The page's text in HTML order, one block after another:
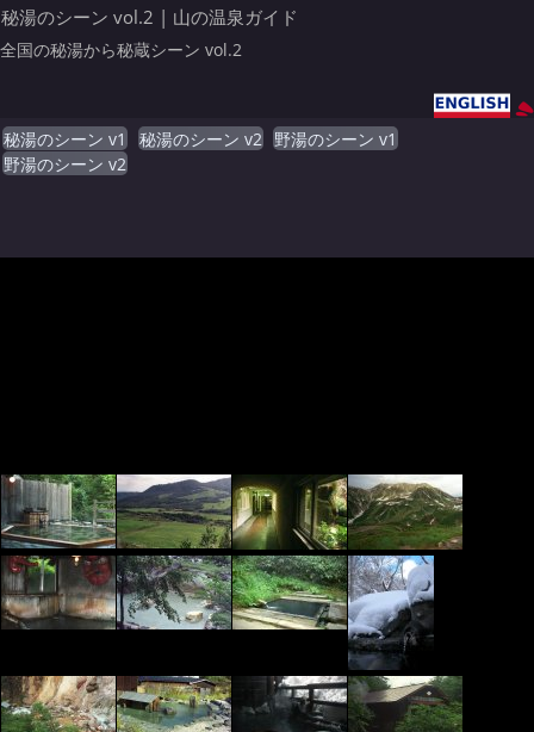
秘湯のシーン vol.2 | 山の温泉ガイド
全国の秘湯から秘蔵シーン vol.2
秘湯のシーン v1 秘湯のシーン v2
野湯のシーン v1
野湯のシーン v2